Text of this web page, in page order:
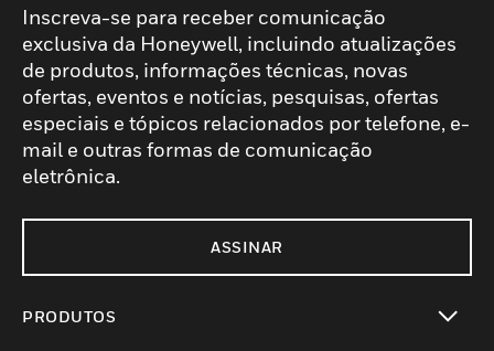
Inscreva-se para receber comunicação
exclusiva da Honeywell, incluindo atualizações
de produtos, informações técnicas, novas
ofertas, eventos e notícias, pesquisas, ofertas
especiais e tópicos relacionados por telefone, e-
mail e outras formas de comunicação
eletrônica.
ASSINAR
PRODUTOS